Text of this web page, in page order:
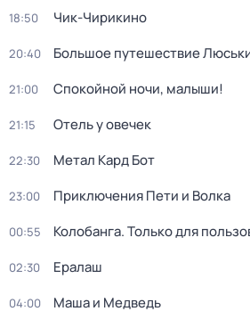
18:50 Чик-Чирикино
20:40 Большое путешествие
21:00 Спокойной ночи, малыши!
21:15 Отель у овечек
22:30 Метал Кард Бот
23:00 Приключения Пети и Волка
00:55 Колобанга. Только для
02:30 Ералаш
04:00 Маша и Медведь